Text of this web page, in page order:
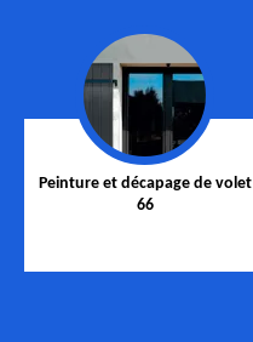
Peinture et décapage de volet
66